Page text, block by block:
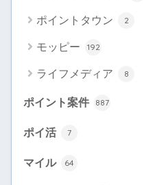
ポイントタウン 2
モッピー 192
ライフメディア 8
ポイント案件 887
ポイ活 7
マイル 64